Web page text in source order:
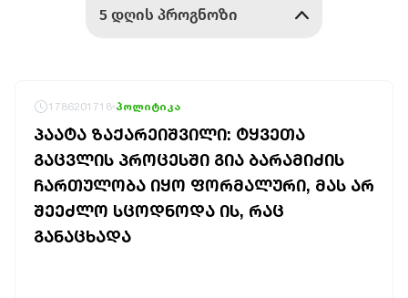
1786201718 პოლიტიკა
ᲞᲐᲐᲢᲐ ᲖᲐᲥᲐᲠᲔᲘᲨᲕᲘᲚᲘ: ᲢᲧᲕᲔᲗᲐ
ᲒᲐᲪᲕᲚᲘᲡ ᲞᲠᲝᲪᲔᲡᲨᲘ ᲒᲘᲐ ᲑᲐᲠᲐᲛᲘᲫᲘᲡ
ᲩᲐᲠᲗᲣᲚᲝᲑᲐ ᲘᲧᲝ ᲤᲝᲠᲛᲐᲚᲣᲠᲘ, ᲛᲐᲡ ᲐᲠ
ᲨᲔᲔᲫᲚᲝ ᲡᲪᲝᲓᲜᲝᲓᲐ ᲘᲡ, ᲠᲐᲪ
ᲒᲐᲜᲐᲪᲮᲐᲓᲐ